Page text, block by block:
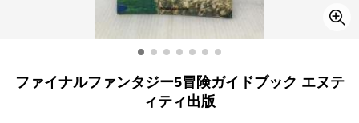
ファイナルファンタジー5冒険ガイドブック エヌテ
ィティ出版